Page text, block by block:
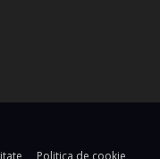
Politica de cookie